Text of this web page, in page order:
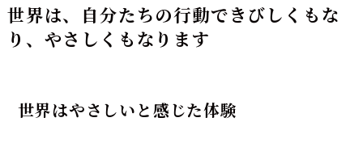
世界は、自分たちの行動できびしくもな
り、やさしくもなります
世界はやさしいと感じた体験